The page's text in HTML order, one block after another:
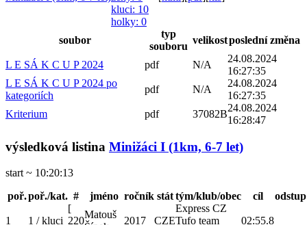
kluci: 10
holky: 0
soubor
typ
souboru
velikostposlední změna
L E SÁ K C U P 2024 pdf N/A
24.08.2024
16:27:35
L E SÁ K C U P 2024 po
kategoriích
pdf N/A
24.08.2024
16:27:35
Kriterium
pdf 37082B
24.08.2024
16:28:47
výsledková listina Minižáci I (1km, 6-7 let)
start ~ 10:20:13
poř.poř./kat. # jméno ročník stát tým/klub/obec cíl odstup
1 1 / kluci
[
220
Matouš
2017 CZE
Express CZ
Tufo team
02:55.8